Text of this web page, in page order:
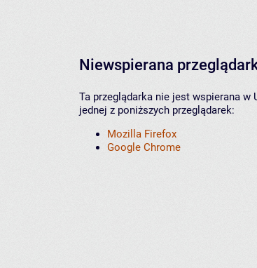
Niewspierana
Ta przeglądarka nie jest wspierana w
jednej z poniższych przeglądarek:
Mozilla Firefox
Google Chrome